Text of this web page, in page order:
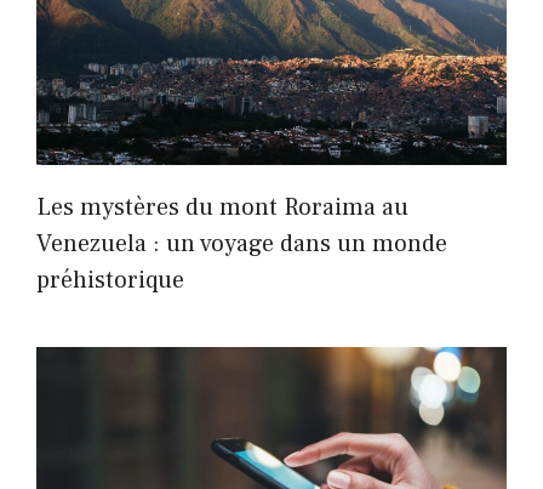
Les mystères du mont Roraima au
Venezuela : un voyage dans un monde
préhistorique